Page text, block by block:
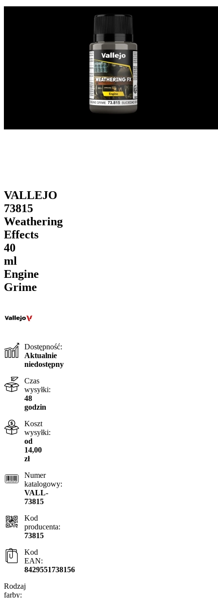
VALLEJO
73815
Weathering
Effects
40
ml
Engine
Grime
Dostępność:
Aktualnie
niedostępny
Czas
wysyłki:
48
godzin
Koszt
wysyłki:
od
14,00
zł
Numer
katalogowy:
VALL-
73815
Kod
producenta:
73815
Kod
EAN:
8429551738156
Rodzaj
farby: